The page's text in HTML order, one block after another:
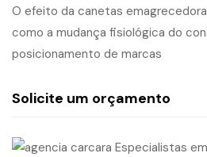
O efeito da canetas
como a mudança fisiológica do
posicionamento de marcas
Solicite um orçamento